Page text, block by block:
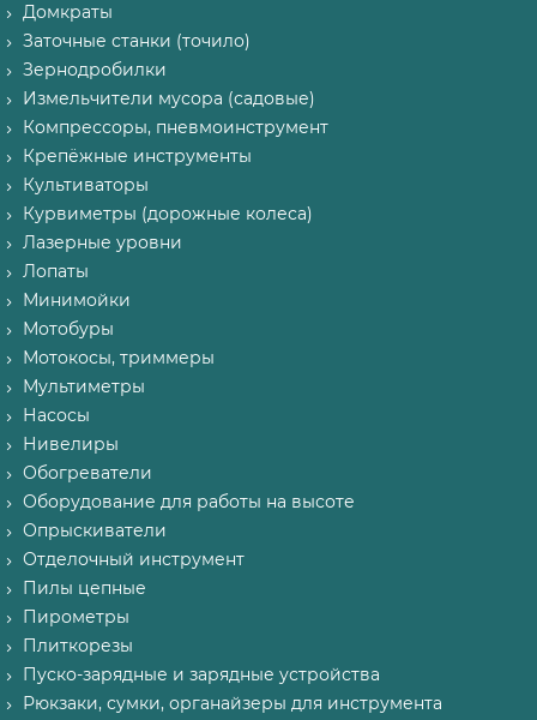
Домкраты
Заточные станки (точило)
Зернодробилки
Измельчители мусора (садовые)
Компрессоры, пневмоинструмент
Крепёжные инструменты
Культиваторы
Курвиметры (дорожные колеса)
Лазерные уровни
Лопаты
Минимойки
Мотобуры
Мотокосы, триммеры
Мультиметры
Насосы
Нивелиры
Обогреватели
Оборудование для работы на высоте
Опрыскиватели
Отделочный инструмент
Пилы цепные
Пирометры
Плиткорезы
Пуско-зарядные и зарядные устройства
Рюкзаки, сумки, органайзеры для инструмента